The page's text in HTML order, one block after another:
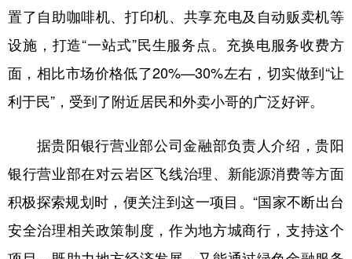
置了自助咖啡机、打印机、共享充电及自动贩卖机等
设施，打造“一站式”民生服务点。充换电服务收费方
面，相比市场价格低了20%—30%左右，切实做到“让
利于民”，受到了附近居民和外卖小哥的广泛好评。
据贵阳银行营业部公司金融部负责人介绍，贵阳
银行营业部在对云岩区飞线治理、新能源消费等方面
积极探索规划时，便关注到这一项目。“国家不断出台
安全治理相关政策制度，作为地方城商行，支持这个